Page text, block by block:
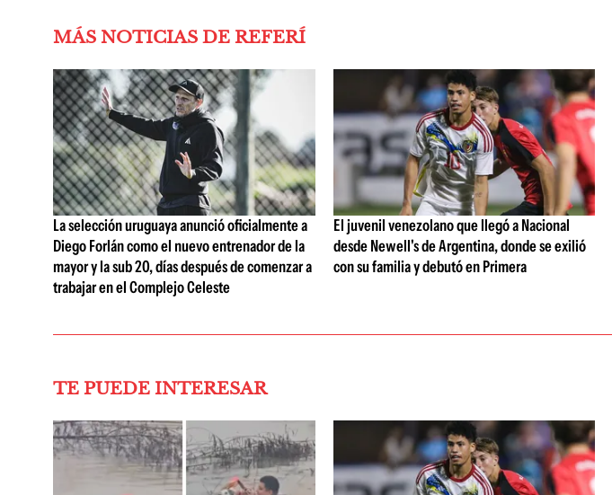
MÁS NOTICIAS DE REFERÍ
La selección uruguaya anunció oficialmente a
Diego Forlán como el nuevo entrenador de la
mayor y la sub 20, días después de comenzar a
trabajar en el Complejo Celeste
El juvenil venezolano que llegó a Nacional
desde Newell's de Argentina, donde se exilió
con su familia y debutó en Primera
TE PUEDE INTERESAR